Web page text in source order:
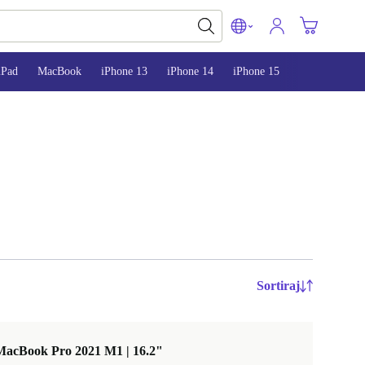
MacBook iPhone 13 iPhone 14 iPhone 15
Sortiraj
Pro 2021 M1 | 16.2"